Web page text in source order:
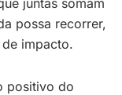
juntas somam
possa recorrer,
impacto.
positivo do